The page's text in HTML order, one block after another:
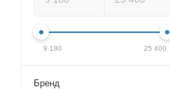
9 180 25 400
Бренд